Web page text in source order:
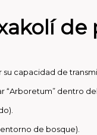
su capacidad de
“Arboretum” dentro
de bosque).